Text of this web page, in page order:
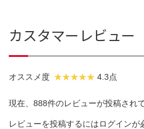
カスタマーレビュー
オススメ度 4.3点
現在、888件のレビューが投稿されて
レビューを投稿するにはログインが